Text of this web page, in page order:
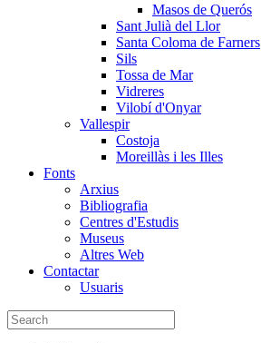
Masos de Querós
Sant Julià del Llor
Santa Coloma de Farners
Sils
Tossa de Mar
Vidreres
Vilobí d'Onyar
Vallespir
Costoja
Moreillàs i les Illes
Fonts
Arxius
Bibliografia
Centres d'Estudis
Museus
Altres Web
Contactar
Usuaris